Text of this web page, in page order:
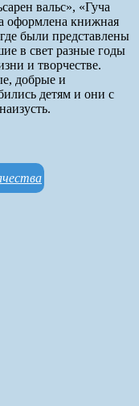
вальс», «Гуча
оформлена книжная
были представлены
в свет разные годы
и творчестве.
добрые и
детям и они с